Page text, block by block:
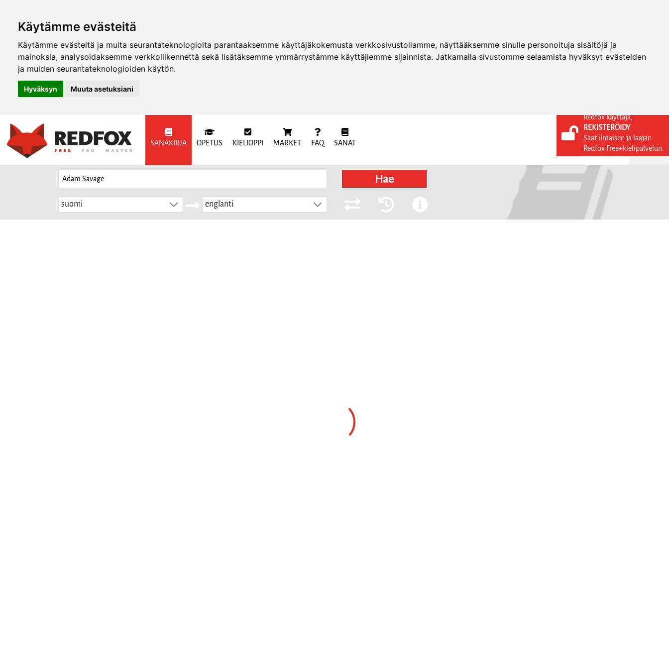
Käytämme evästeitä
Käytämme evästeitä ja muita seurantateknologioita parantaaksemme käyttäjäkokemusta verkkosivustollamme, näyttääksemme sinulle personoituja sisältöjä ja
mainoksia, analysoidaksemme verkkoliikennettä sekä lisätäksemme ymmärrystämme käyttäjiemme sijainnista. Jatkamalla sivustomme selaamista hyväksyt evästeiden
ja muiden seurantateknologioiden käytön.
Hyväksyn Muuta asetuksiani
SANAKIRJA OPETUS KIELIOPPI MARKET FAQ SANAT
KIRJAUDU SISÄÄN
REKISTERÖIDY
Hae
suomi englanti
Redfox käyttäjä,
REKISTERÖIDY
Saat ilmaisen ja laajan
Redfox Free+kielipalvelun.